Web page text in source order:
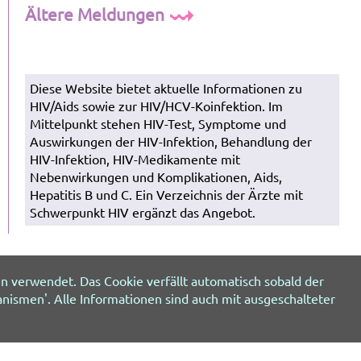
Ältere Meldungen
Diese Website bietet aktuelle Informationen zu
HIV/Aids sowie zur HIV/HCV-Koinfektion. Im
Mittelpunkt stehen HIV-Test, Symptome und
Auswirkungen der HIV-Infektion, Behandlung der
HIV-Infektion, HIV-Medikamente mit
Nebenwirkungen und Komplikationen, Aids,
Hepatitis B und C. Ein Verzeichnis der Ärzte mit
Schwerpunkt HIV ergänzt das Angebot.
verwendet. Das Cookie verfällt automatisch sobald der
Alle Informationen sind auch mit ausgeschalteter